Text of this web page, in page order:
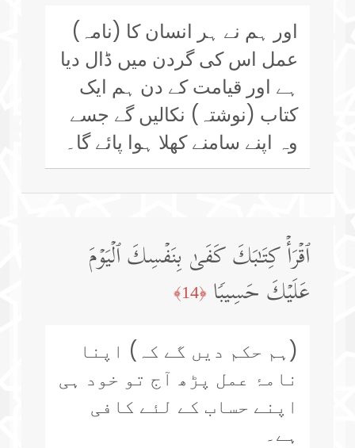
اور ہم نے ہر انسان کا (نامہ)
عمل اس کی گردن میں ڈال دیا
ہے اور قیامت کے دن ہم ایک
کتاب (نوشتہ) نکالیں گے جسے
وہ اپنے سامنے کھلا ہوا پائے گا۔
ٱقۡرَأۡ كِتَـٰبَكَ كَفَىٰ بِنَفۡسِكَ ٱلۡیَوۡمَ
عَلَیۡكَ حَسِیبࣰا ﴿14﴾
(ہم حکم دیں گے کہ) اپنا
نامۂ عمل پڑھ آج تو خود ہی
اپنے حساب کے لئے کافی
ہے۔